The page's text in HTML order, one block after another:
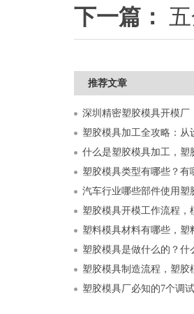
下一篇：
推荐文章
什么是塑胶模具加工，塑
塑胶模具类型有哪些？有
汽车行业哪些部件使用塑
塑胶模具开模工作流程，
塑料模具材料有哪些，塑
塑胶模具是做什么的？什
塑胶模具制造流程，塑胶
塑胶模具厂必知的7个调